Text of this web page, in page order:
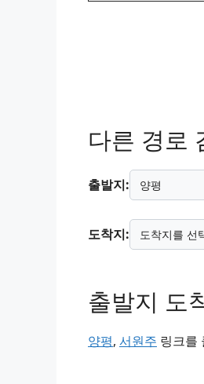
다른 경로
출발지:
도착지:
출발지 도
양평, 서원주 링크를